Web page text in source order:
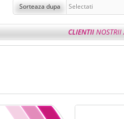
Sorteaza dupa
CLIENTIINOSTRII